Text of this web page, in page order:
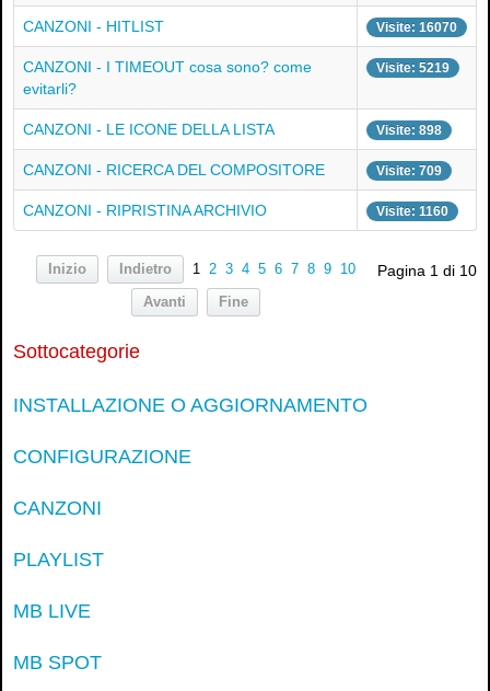
CANZONI - HITLIST Visite: 16070
CANZONI - I TIMEOUT cosa sono? come
evitarli?
Visite: 5219
CANZONI - LE ICONE DELLA LISTA Visite: 898
CANZONI - RICERCA DEL COMPOSITORE Visite: 709
CANZONI - RIPRISTINA ARCHIVIO Visite: 1160
Pagina 1 di 10
Inizio Indietro 1 2 3 4 5 6 7 8 9 10
Avanti Fine
Sottocategorie
INSTALLAZIONE O AGGIORNAMENTO
CONFIGURAZIONE
CANZONI
PLAYLIST
MB LIVE
MB SPOT